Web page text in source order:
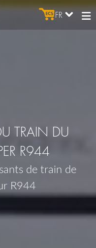
FR
TRAIN DU
R944
de train de
R944